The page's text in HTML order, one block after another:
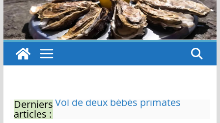
Derniers
articles :
Eau potable : Le préfet de